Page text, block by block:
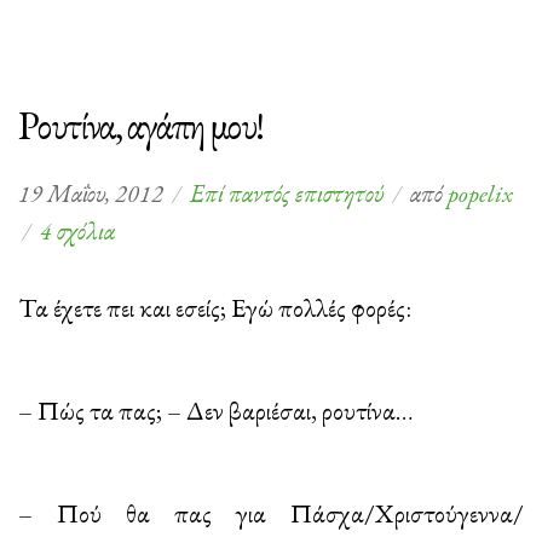
Ρουτίνα, αγάπη μου!
19 Μαΐου, 2012 Επί παντός επιστητού απόpopelix
4 σχόλιαστο
αγάπη
Τα έχετε πει και εσείς; Εγώ πολλές φορές:
– Πώς τα πας; – Δεν βαριέσαι, ρουτίνα…
– Πού θα πας για Πάσχα/Χριστούγεννα/